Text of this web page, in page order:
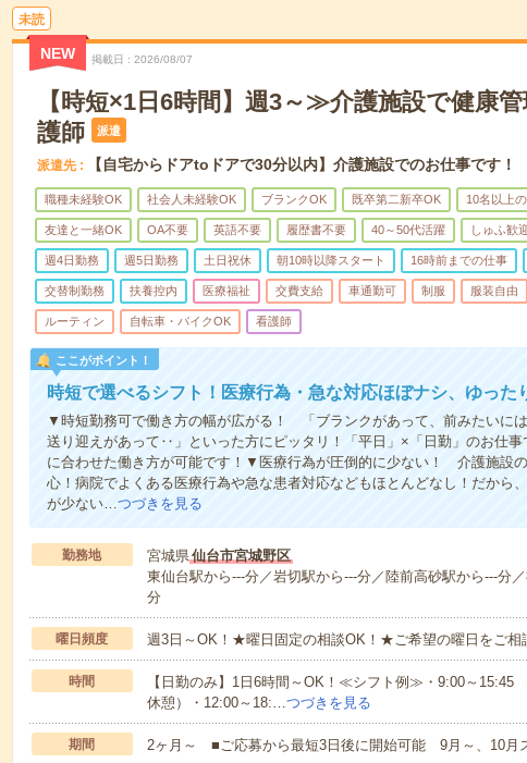
未読
NEW 掲載日 2026/08/07
【時短×1日6時間】週3～≫介護施設で健康
護師
派遣
派遣先 【自宅からドアtoドアで30分以内】介護施設でのお仕事です！
職種未経験OK 社会人未経験OK ブランクOK 既卒第二新卒OK 10名以上
友達と一緒OK OA不要 英語不要 履歴書不要 40～50代活躍 しゅふ歓
週4日勤務 週5日勤務 土日祝休 朝10時以降スタート 16時前までの仕事
交替制勤務 扶養控内 医療福祉 交費支給 車通勤可 制服 服装自由
ルーティン 自転車・バイクOK 看護師
ここがポイント！
時短で選べるシフト！医療行為・急な対応ほぼナシ、ゆった
▼時短勤務可で働き方の幅が広がる！ 「ブランクがあって、前みたいに
送り迎えがあって‥」といった方にピッタリ！「平日」×「日勤」のお仕
に合わせた働き方が可能です！▼医療行為が圧倒的に少ない！ 介護施設
心！病院でよくある医療行為や急な患者対応などもほとんどなし！だから
が少ない…つづきを見る
勤務地 宮城県仙台市宮城野区
東仙台駅から---分／岩切駅から---分／陸前高砂駅から---分
分
曜日頻度 週3日～OK！★曜日固定の相談OK！★ご希望の曜日をご相
時間
【日勤のみ】1日6時間～OK！≪シフト例≫・9:00～15:45
休憩）・12:00～18:…つづきを見る
期間 2ヶ月～ ■ご応募から最短3日後に開始可能 9月～、10月